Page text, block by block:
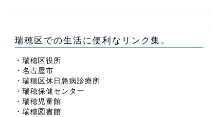
瑞穂区での生活に便利なリンク集。
・瑞穂区役所
・名古屋市
・瑞穂区休日急病診療所
・瑞穂保健センター
・瑞穂児童館
・瑞穂図書館